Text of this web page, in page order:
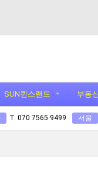
SUN퀸스랜드 부동
T. 070 7565 9499 서울